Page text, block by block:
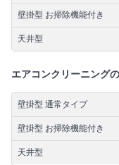
壁掛型 お掃除機能付き
天井型
エアコンクリーニング
壁掛型 通常タイプ
壁掛型 お掃除機能付き
天井型